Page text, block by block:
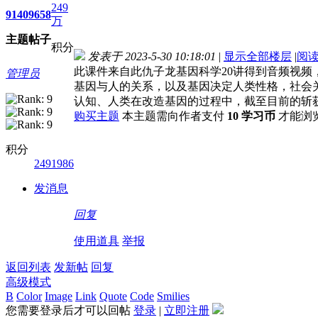
9140
主题
9658
帖子
249
万
积分
管理员
积分
2491986
发消息
发表于 2023-5-30 10:18:01 | 显示全部楼层 |阅
此课件来自此仇子龙基因科学20讲得到音频视
基因与人的关系，以及基因决定人类性格，社
认知、人类在改造基因的过程中，截至目前的斩
购买主题 本主题需向作者支付 10 学习币 才能浏
回复
使用道具 举报
返回列表 发新帖 回复
高级模式
B Color Image Link Quote Code Smilies
您需要登录后才可以回帖 登录 | 立即注册